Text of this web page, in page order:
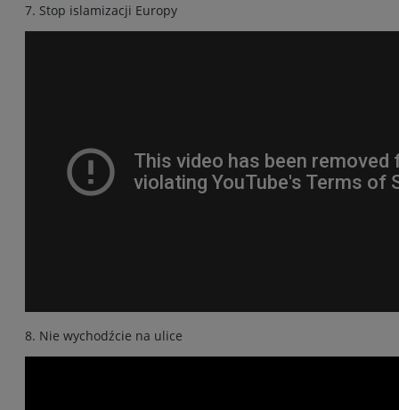
7. Stop islamizacji Europy
8. Nie wychodźcie na ulice